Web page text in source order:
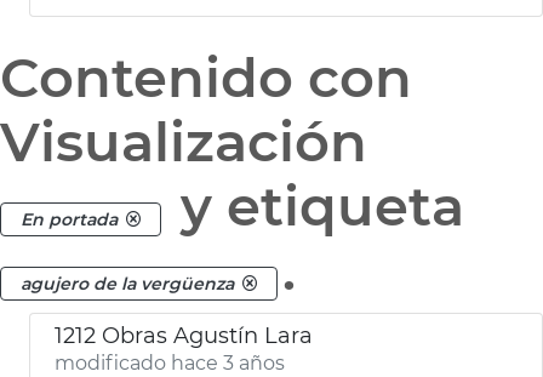
Contenido con
Visualización
En portada y etiqueta
agujero de la vergüenza .
1212 Obras Agustín Lara
modificado hace 3 años